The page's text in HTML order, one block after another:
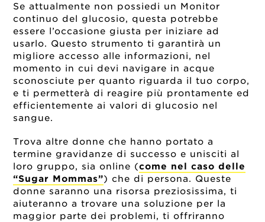
Se attualmente non possiedi un Monitor
continuo del glucosio, questa potrebbe
essere l’occasione giusta per iniziare ad
usarlo. Questo strumento ti garantirà un
migliore accesso alle informazioni, nel
momento in cui devi navigare in acque
sconosciute per quanto riguarda il tuo corpo,
e ti permetterà di reagire più prontamente ed
efficientemente ai valori di glucosio nel
sangue.
Trova altre donne che hanno portato a
termine gravidanze di successo e unisciti al
loro gruppo, sia online (come nel caso delle
“Sugar Mommas”) che di persona. Queste
donne saranno una risorsa preziosissima, ti
aiuteranno a trovare una soluzione per la
maggior parte dei problemi, ti offriranno